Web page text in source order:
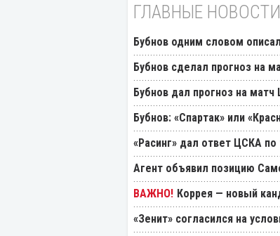
ГЛАВНЫЕ НОВОСТИ
Бубнов одним словом
Бубнов сделал прогноз на
Бубнов дал прогноз на
Бубнов: «Спартак» или
«Расинг» дал ответ ЦСКА
Агент объявил позицию
Коррея — новый
«Зенит» согласился на